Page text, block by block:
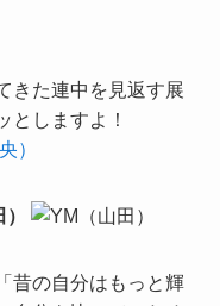
きた連中を見返す展
としますよ！
昔の自分はもっと輝